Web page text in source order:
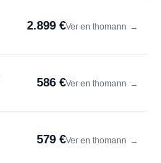
2.899 €Ver en thomann →
586 €Ver en thomann →
579 €Ver en thomann →